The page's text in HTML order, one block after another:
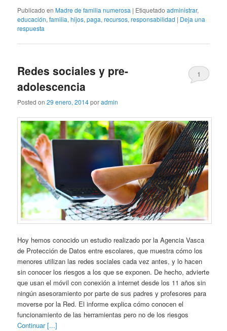
Publicado en Madre de familia numerosa | Etiquetado administrar,
educación,familia,hijos,paga,recursos,responsabilidad | Deja una
respuesta
Redes sociales y pre-
adolescencia
Posted on29 enero, 2014poradmin
1
Hoy hemos conocido un estudio realizado por la Agencia Vasca
de Protección de Datos entre escolares, que muestra cómo los
menores utilizan las redes sociales cada vez antes, y lo hacen
sin conocer los riesgos a los que se exponen. De hecho, advierte
que usan el móvil con conexión a internet desde los 11 años sin
ningún asesoramiento por parte de sus padres y profesores para
moverse por la Red. El informe explica cómo conocen el
funcionamiento de las herramientas pero no de los riesgos
Continuar [...]